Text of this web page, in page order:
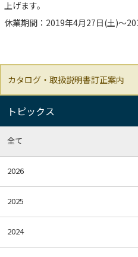
上げます。
休業期間：2019年4月27日(土)～
カタログ・取扱説明書訂正案内
トピックス
全て
2026
2025
2024